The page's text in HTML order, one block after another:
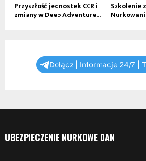
Przyszłość jednostek CCR i
zmiany w Deep Adventure...
Szkolenie
Dołącz | Informacje 24/7 |
UBEZPIECZENIE NURKOWE DAN